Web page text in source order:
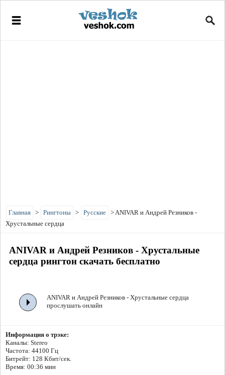
Главная > Рингтоны > Русские >ANIVAR и Андрей Резников -
Хрустальные сердца
ANIVAR и Андрей Резников - Хрустальные
сердца рингтон скачать бесплатно
ANIVAR и Андрей Резников - Хрустальные сердца
прослушать онлайн
Информация о трэке:
Каналы: Stereo
Частота: 44100 Гц
Битрейт: 128 Кбит/сек.
Время: 00:36 мин